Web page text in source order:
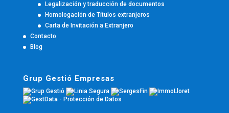
Legalización y traducción de documentos
Homologación de Títulos extranjeros
Carta de Invitación a Extranjero
Contacto
Blog
Grup Gestió Empresas